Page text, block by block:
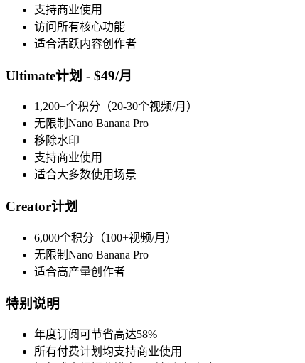
支持商业使用
访问所有核心功能
适合活跃内容创作者
Ultimate计划 - $49/月
1,200+个积分（20-30个视频/月）
无限制Nano Banana Pro
移除水印
支持商业使用
适合大多数使用场景
Creator计划
6,000个积分（100+视频/月）
无限制Nano Banana Pro
适合高产量创作者
特别说明
年度订阅可节省高达58%
所有付费计划均支持商业使用